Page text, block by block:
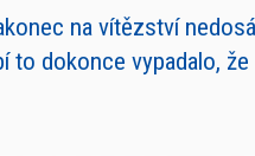
na vítězství
dokonce vypadalo,